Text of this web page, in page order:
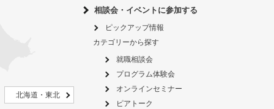
北海道・東北
相談会・イベントに参加する
ピックアップ情報
カテゴリーから探す
就職相談会
プログラム体験会
オンラインセミナー
ピアトーク